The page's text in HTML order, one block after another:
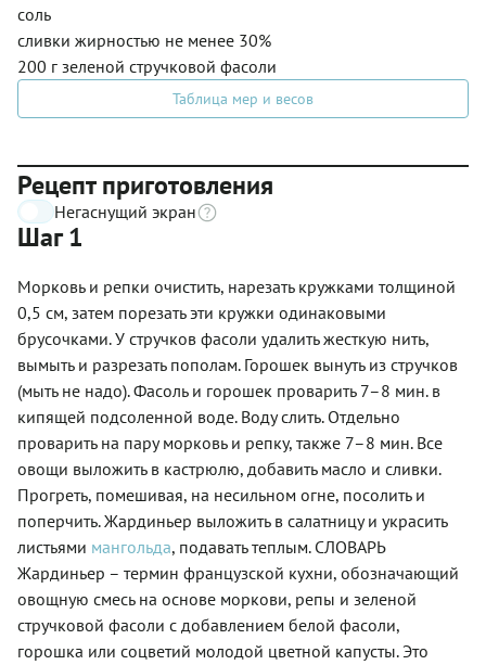
соль
сливки жирностью не менее 30%
200 г зеленой стручковой фасоли
Таблица мер и весов
Рецепт приготовления
Негаснущий экран
Шаг 1
Морковь и репки очистить, нарезать кружками толщиной
0,5 см, затем порезать эти кружки одинаковыми
брусочками. У стручков фасоли удалить жесткую нить,
вымыть и разрезать пополам. Горошек вынуть из стручков
(мыть не надо). Фасоль и горошек проварить 7–8 мин. в
кипящей подсоленной воде. Воду слить. Отдельно
проварить на пару морковь и репку, также 7–8 мин. Все
овощи выложить в кастрюлю, добавить масло и сливки.
Прогреть, помешивая, на несильном огне, посолить и
поперчить. Жардиньер выложить в салатницу и украсить
листьями мангольда, подавать теплым. СЛОВАРЬ
Жардиньер – термин французской кухни, обозначающий
овощную смесь на основе моркови, репы и зеленой
стручковой фасоли с добавлением белой фасоли,
горошка или соцветий молодой цветной капусты. Это